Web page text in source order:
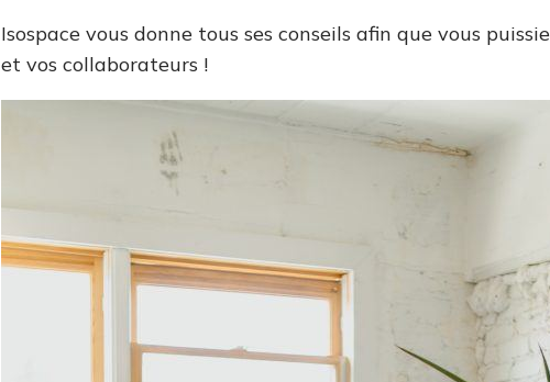
Isospace vous donne tous ses conseils afin que vous
et vos collaborateurs !